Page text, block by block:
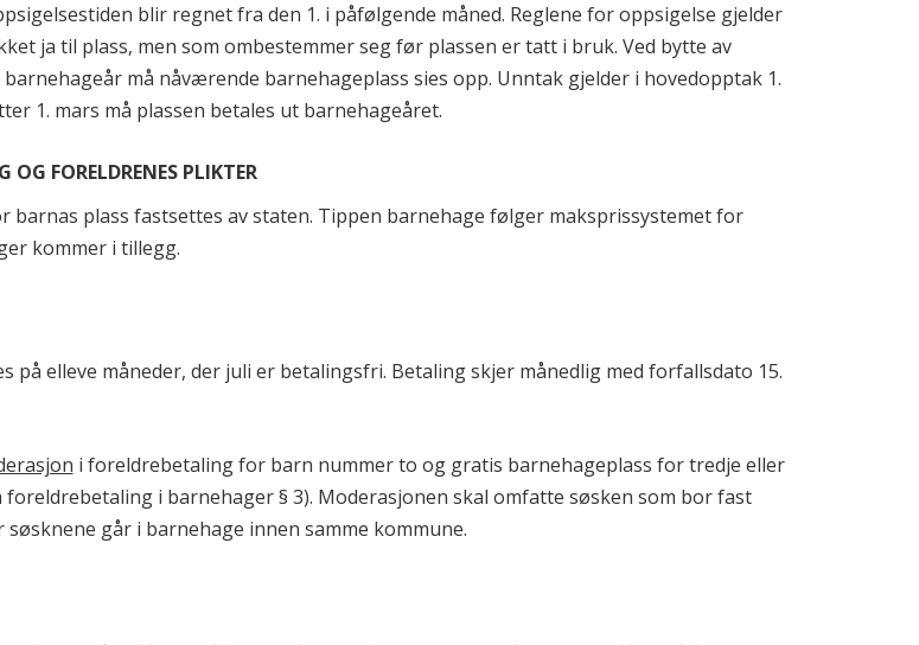
blir regnet fra den 1. i påfølgende måned. Reglene for oppsigelse gjelder
ja til plass, men som ombestemmer seg før plassen er tatt i bruk. Ved bytte av
må nåværende barnehageplass sies opp. Unntak gjelder i hovedopptak 1.
1. mars må plassen betales ut barnehageåret.
OG FORELDRENES PLIKTER
barnas plass fastsettes av staten. Tippen barnehage følger maksprissystemet for
kommer i tillegg.
på elleve måneder, der juli er betalingsfri. Betaling skjer månedlig med forfallsdato 15.
i foreldrebetaling for barn nummer to og gratis barnehageplass for tredje eller
i barnehager § 3). Moderasjonen skal omfatte søsken som bor fast
søsknene går i barnehage innen samme kommune.